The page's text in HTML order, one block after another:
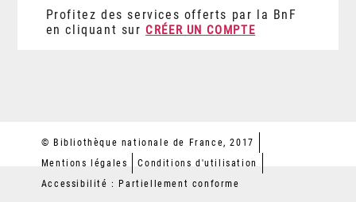
Profitez des services offerts par la BnF
en cliquant sur CRÉER UN COMPTE
© Bibliothèque nationale de France, 2017
Mentions légales
Conditions d'utilisation
Accessibilité : Partiellement conforme